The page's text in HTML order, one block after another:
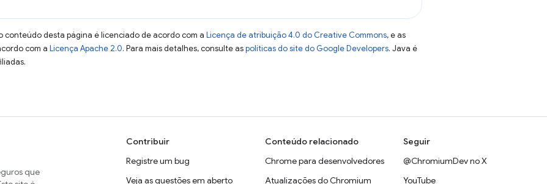
conteúdo desta página é licenciado de acordo com a Licença de atribuição 4.0 do Creative Commons, e as
com a Licença Apache 2.0. Para mais detalhes, consulte aspolíticas do site do Google Developers. Java é
que
Contribuir
Registre um bug
Veja as questões em aberto
Conteúdo relacionado
Chrome para desenvolvedores
Atualizações do Chromium
Seguir
@ChromiumDev no X
YouTube